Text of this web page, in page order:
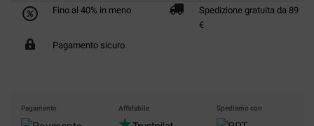
Fino al 40% in meno
Spedizione gratuita da 89
€
Pagamento sicuro
Pagamento Affidabile Spediamo con